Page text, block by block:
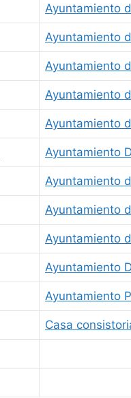
Ayuntamiento
Ayuntamiento
Ayuntamiento
Ayuntamiento
Ayuntamiento
Ayuntamiento
Ayuntamiento
Ayuntamiento
Ayuntamiento
Ayuntamiento
Ayuntamiento
Casa